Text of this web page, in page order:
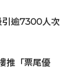
引逾7300人次
推「票尾優